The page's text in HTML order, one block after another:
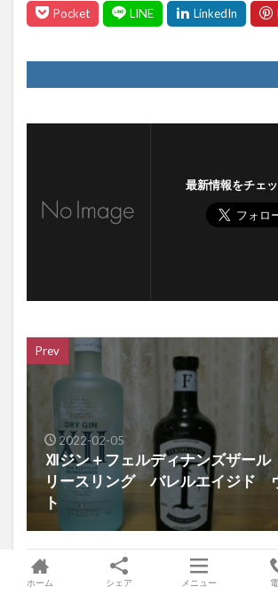
最新情報をチェ
Prev
2022-02-05
Ⅻジン＋フェルディナンズザー
リースリング バレルエイジド
ト
ホーム シェア メニュー